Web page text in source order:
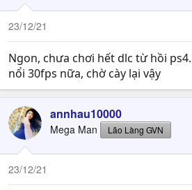
23/12/21
Ngon, chưa chơi hết dlc từ hồi
nổi 30fps nữa, chờ cày lại vậy
annhau10000
Mega Man Lão Làng GVN
23/12/21